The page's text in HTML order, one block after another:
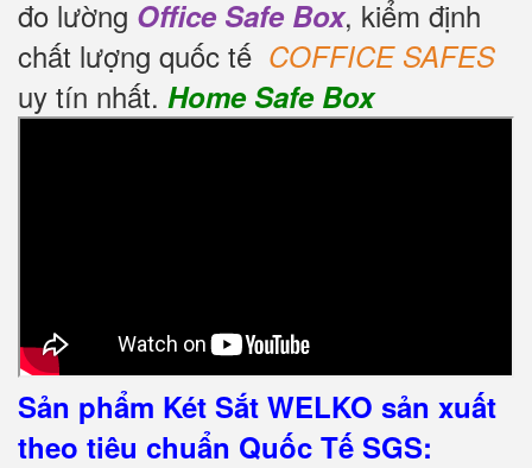
đo lường Office Safe Box, kiểm định
chất lượng quốc tế COFFICE SAFES
uy tín nhất. Home Safe Box
Sản phẩm Két Sắt WELKO sản xuất
theo tiêu chuẩn Quốc Tế SGS: